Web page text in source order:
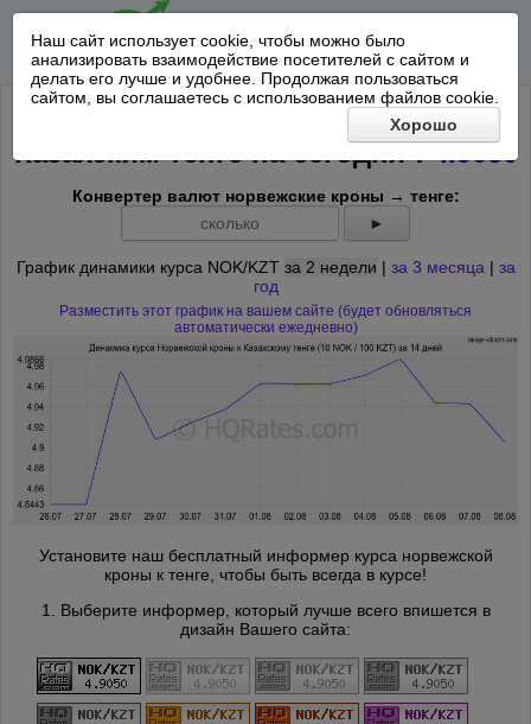
Наш сайт использует cookie, чтобы можно было
анализировать взаимодействие посетителей с сайтом и
делать его лучше и удобнее. Продолжая пользоваться
сайтом, вы соглашаетесь с использованием файлов cookie.
Хорошо
Курс 10 Норвежских крон к 100
Казахским тенге насегодня*:4.9050
Конвертер валют норвежские кроны → тенге:
►
График динамики курса NOK/KZT за 2 недели | за 3 месяца | за
год
Разместить этот график на вашем сайте (будет обновляться
автоматически ежедневно)
Установите наш бесплатный информер курса норвежской
кроны к тенге, чтобы быть всегда в курсе!
1. Выберите информер, который лучше всего впишется в
дизайн Вашего сайта: